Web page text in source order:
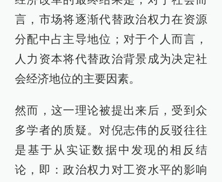
言，市场将逐渐代替政治权力在资源
分配中占主导地位；对于个人而言，
人力资本将代替政治背景成为决定社
会经济地位的主要因素。
然而，这一理论被提出来后，受到众
多学者的质疑。对倪志伟的反驳往往
是基于从实证数据中发现的相反结
论，即：政治权力对工资水平的影响